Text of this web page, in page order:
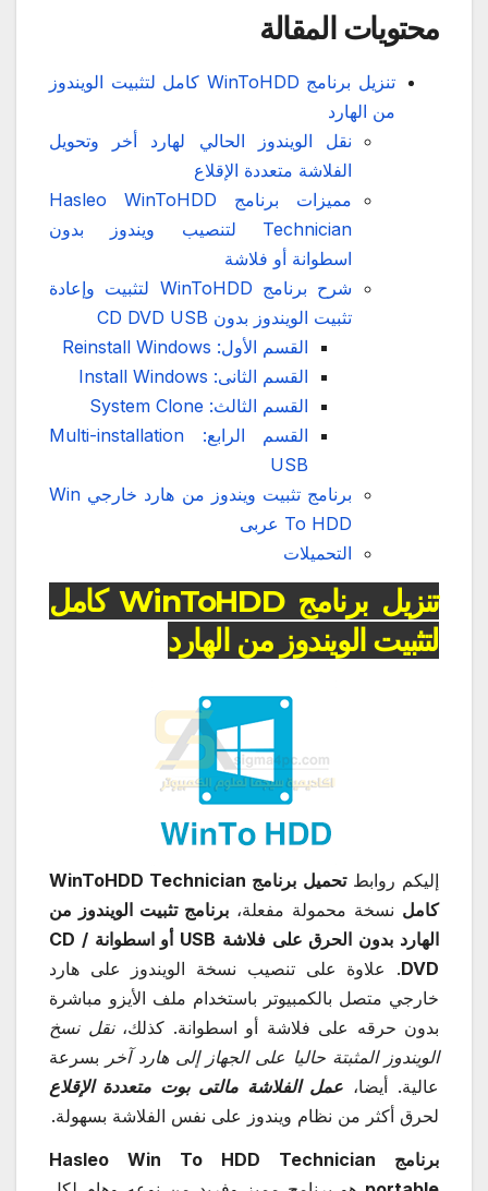
محتويات المقالة
تنزيل برنامج WinToHDD كامل لتثبيت الويندوز
من الهارد
نقل الويندوز الحالي لهارد أخر وتحويل
الفلاشة متعددة الإقلاع
مميزات برنامج Hasleo WinToHDD
Technician لتنصيب ويندوز بدون
اسطوانة أو فلاشة
شرح برنامج WinToHDD لتثبيت وإعادة
تثبيت الويندوز بدون CD DVD USB
القسم الأول: Reinstall Windows
القسم الثانى: Install Windows
القسم الثالث: System Clone
القسم الرابع: Multi-installation
USB
برنامج تثبيت ويندوز من هارد خارجي Win
To HDD عربى
التحميلات
تنزيل برنامج WinToHDD كامل
لتثبيت الويندوز من الهارد
إليكم روابط
تحميل برنامج WinToHDD Technician
كامل نسخة محمولة مفعلة، برنامج تثبيت الويندوز من
الهارد بدون الحرق على فلاشة USB أو اسطوانة CD /
DVD. علاوة على تنصيب نسخة الويندوز على هارد
خارجي متصل بالكمبيوتر باستخدام ملف الأيزو مباشرة
بدون حرقه على فلاشة أو اسطوانة. كذلك،نقل نسخ
الويندوز المثبتة حاليا على الجهاز إلى هارد آخر بسرعة
عالية. أيضا، عمل الفلاشة مالتى بوت متعددة الإقلاع
لحرق أكثر من نظام ويندوز على نفس الفلاشة بسهولة.
برنامج Hasleo Win To HDD Technician